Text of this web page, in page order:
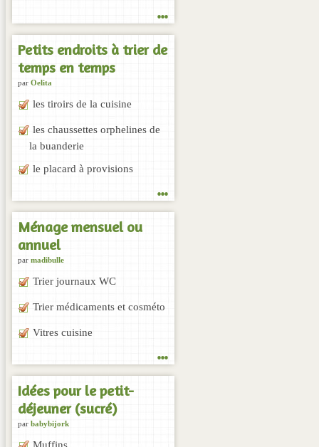
...
Petits endroits à trier de
temps en temps
par Oelita
les tiroirs de la cuisine
les chaussettes orphelines de
la buanderie
le placard à provisions
...
Ménage mensuel ou
annuel
par madibulle
Trier journaux WC
Trier médicaments et cosméto
Vitres cuisine
...
Idées pour le petit-
déjeuner (sucré)
par babybijork
Muffins